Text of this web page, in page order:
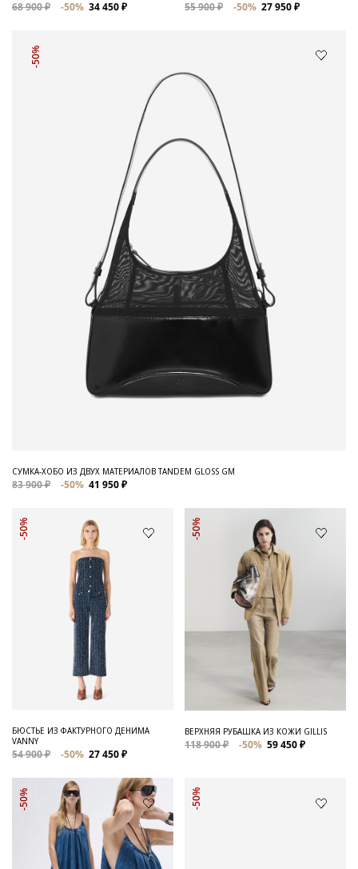
68 900 ₽ -50% 34 450 ₽ 55 900 ₽ -50% 27 950 ₽
-50%
СУМКА-ХОБО ИЗ ДВУХ МАТЕРИАЛОВ TANDEM GLOSS GM
83 900 ₽ -50% 41 950 ₽
-50%
БЮСТЬЕ ИЗ ФАКТУРНОГО ДЕНИМА
VANNY
54 900 ₽ -50% 27 450 ₽
-50%
ВЕРХНЯЯ РУБАШКА ИЗ КОЖИ GILLIS
118 900 ₽ -50% 59 450 ₽
-50% -50%